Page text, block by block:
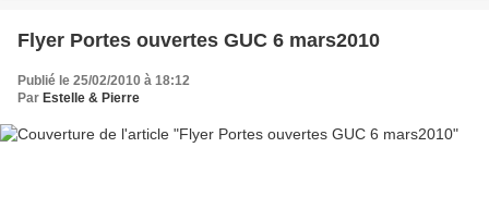
Flyer Portes ouvertes GUC 6 mars2010
Publié le 25/02/2010 à 18:12
Par Estelle & Pierre